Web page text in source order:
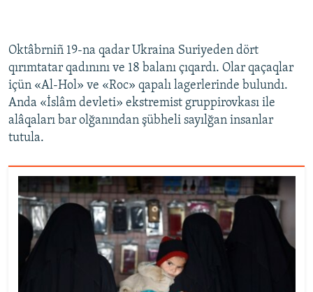
Oktâbrniñ 19-na qadar Ukraina Suriyeden dört
qırımtatar qadınını ve 18 balanı çıqardı. Olar qaçaqlar
içün «Al-Hol» ve «Roc» qapalı lagerlerinde bulundı.
Anda «İslâm devleti» ekstremist gruppirovkası ile
alâqaları bar olğanından şübheli sayılğan insanlar
tutula.